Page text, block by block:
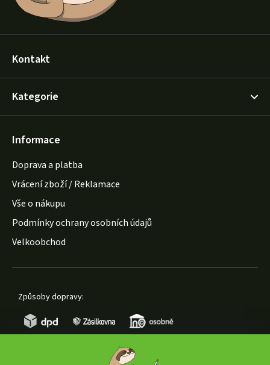
Kontakt
Kategorie
Informace
Doprava a platba
Vrácení zboží / Reklamace
Vše o nákupu
Podmínky ochrany osobních údajů
Velkoobchod
Způsoby dopravy: